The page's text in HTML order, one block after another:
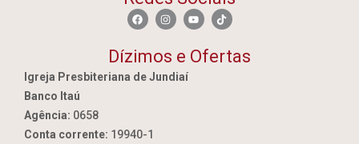
Dízimos e Ofertas
Igreja Presbiteriana de Jundiaí
Banco Itaú
Agência: 0658
Conta corrente: 19940-1